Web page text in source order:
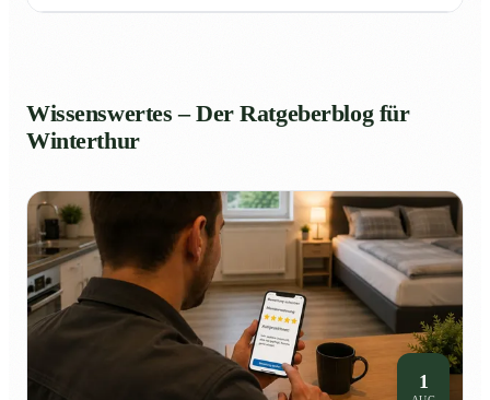
Wissenswertes – Der Ratgeberblog für
Winterthur
1